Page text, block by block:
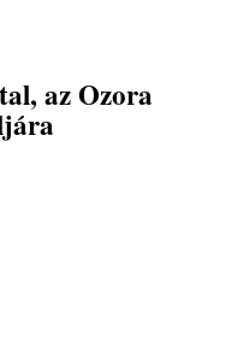
az Ozora